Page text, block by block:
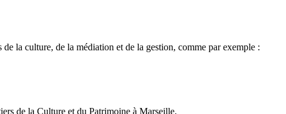
la culture, de la médiation et de la gestion, comme par exemple :
de la Culture et du Patrimoine à Marseille.